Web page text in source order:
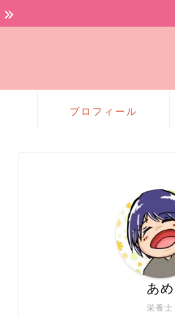
プロフィール
栄養士
あめ